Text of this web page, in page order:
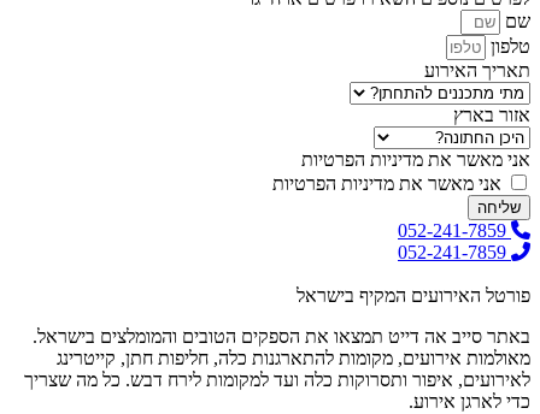
שם
טלפון
תאריך האירוע
אזור בארץ
אני מאשר את מדיניות הפרטיות
אני מאשר את מדיניות הפרטיות
שליחה
052-241-7859
פורטל האירועים המקיף בישראל
באתר סייב אה דייט תמצאו את הספקים הטובים והמומלצים בישראל.
מאולמות אירועים, מקומות להתארגנות כלה, חליפות חתן, קייטרינג
לאירועים, איפור ותסרוקות כלה ועד למקומות לירח דבש. כל מה שצריך
כדי לארגן אירוע.